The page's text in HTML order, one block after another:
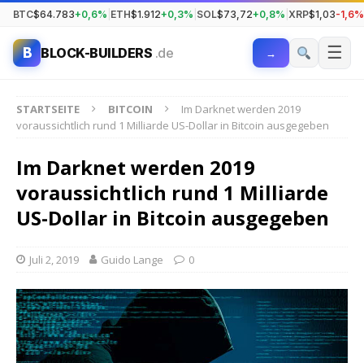
BTC$64.783+0,6% ETH$1.912+0,3% SOL$73,72+0,8% XRP$1,03-1,6%
B BLOCK-BUILDERS .de → ☰
STARTSEITE BITCOIN
Im Darknet werden 2019
voraussichtlich rund 1 Milliarde US-Dollar in Bitcoin ausgegeben
Im Darknet werden 2019
voraussichtlich rund 1 Milliarde
US-Dollar in Bitcoin ausgegeben
Juli 2, 2019 Guido Lange 0